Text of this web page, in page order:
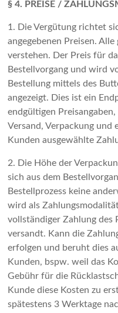
§ 4. PREISE /
1. Die Vergütung richtet
angegebenen Preisen.
verstehen. Der Preis für
Bestellvorgang und wird
Bestellung mittels des
angezeigt. Dies ist ein
endgültigen
Versand, Verpackung und
Kunden ausgewählte
2. Die Höhe der
sich aus dem
Bestellprozess keine
wird als
vollständiger Zahlung des
versandt. Kann die
erfolgen und beruht dies
Kunden, bspw. weil das
Gebühr für die
Kunde diese Kosten zu
spätestens 3 Werktage